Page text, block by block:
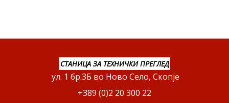
СТАНИЦА ЗА ТЕХНИЧКИ ПРЕГЛЕД
ул. 1 бр.3Б во Ново Село, Скопје
+389 (0)2 20 300 22